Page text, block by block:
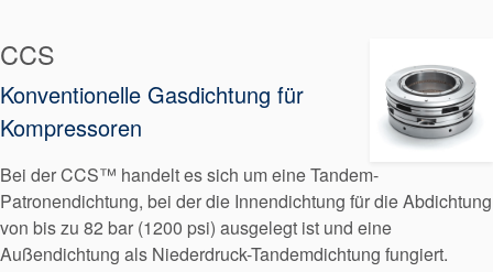
Zertifizierungen und
CCS
Konventionelle Gasdichtung für
Kompressoren
Bei der CCS™ handelt es sich um eine Tandem-
Patronendichtung, bei der die Innendichtung für die Abdichtung
von bis zu 82 bar (1200 psi) ausgelegt ist und eine
Außendichtung als Niederdruck-Tandemdichtung fungiert.